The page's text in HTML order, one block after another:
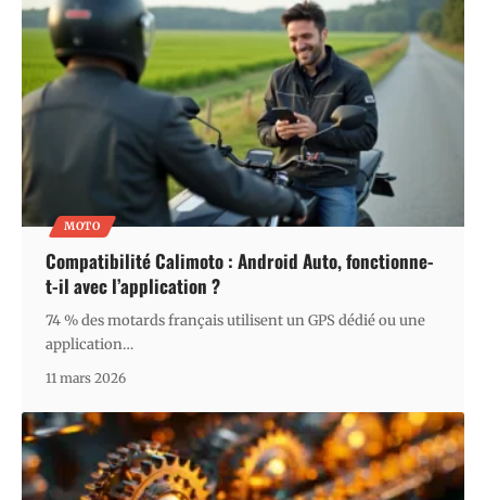
MOTO
Compatibilité Calimoto : Android Auto, fonctionne-
t-il avec l’application ?
74 % des motards français utilisent un GPS dédié ou une
application…
11 mars 2026